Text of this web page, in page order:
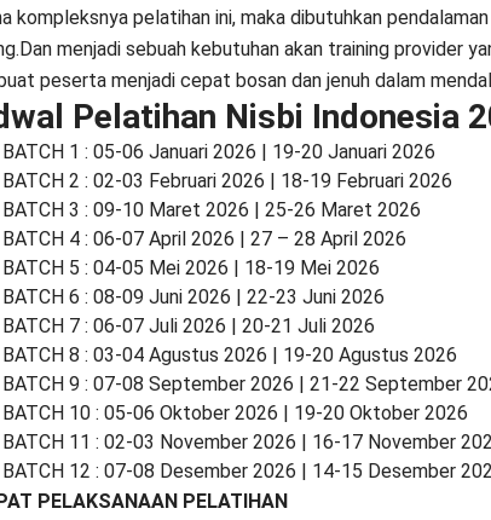
kompleksnya pelatihan ini, maka dibutuhkan
menjadi sebuah kebutuhan akan training provider
peserta menjadi cepat bosan dan jenuh dalam
Pelatihan Nisbi Indonesia
BATCH 1 : 05-06 Januari 2026 | 19-20 Januari 2026
BATCH 2 : 02-03 Februari 2026 | 18-19 Februari 2026
BATCH 3 : 09-10 Maret 2026 | 25-26 Maret 2026
BATCH 4 : 06-07 April 2026 | 27 – 28 April 2026
BATCH 5 : 04-05 Mei 2026 | 18-19 Mei 2026
BATCH 6 : 08-09 Juni 2026 | 22-23 Juni 2026
BATCH 7 : 06-07 Juli 2026 | 20-21 Juli 2026
BATCH 8 : 03-04 Agustus 2026 | 19-20 Agustus 2026
BATCH 9 : 07-08 September 2026 | 21-22 September
BATCH 10 : 05-06 Oktober 2026 | 19-20 Oktober 2026
BATCH 11 : 02-03 November 2026 | 16-17 November
BATCH 12 : 07-08 Desember 2026 | 14-15 Desember
PELAKSANAAN PELATIHAN